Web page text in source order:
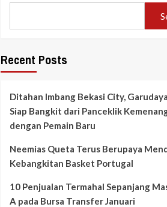
Recent Posts
Ditahan Imbang Bekasi City,
Siap Bangkit dari Panceklik
dengan Pemain Baru
Neemias Queta Terus Berupaya
Kebangkitan Basket Portugal
10 Penjualan Termahal Sepanjang
A pada Bursa Transfer Januari